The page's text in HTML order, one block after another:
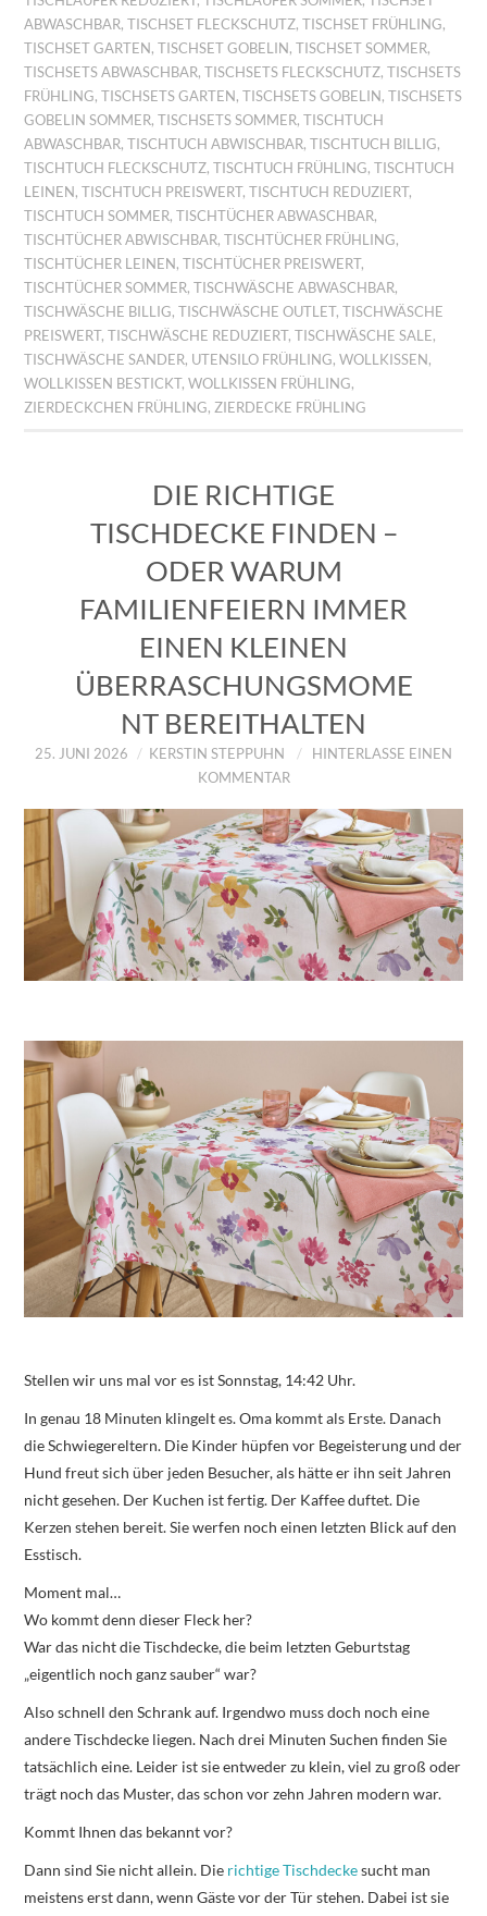
ABWASCHBAR,TISCHSET FLECKSCHUTZ,TISCHSET FRÜHLING,
TISCHSET GARTEN ,TISCHSET GOBELIN ,TISCHSET SOMMER,
TISCHSETS ABWASCHBAR,TISCHSETS FLECKSCHUTZ,TISCHSETS
FRÜHLING,TISCHSETS GARTEN ,TISCHSETS GOBELIN ,TISCHSETS
GOBELIN SOMMER,TISCHSETS SOMMER,TISCHTUCH
ABWASCHBAR,TISCHTUCH ABWISCHBAR,TISCHTUCH BILLIG,
TISCHTUCH FLECKSCHUTZ,TISCHTUCH FRÜHLING,TISCHTUCH
LEINEN ,TISCHTUCH PREISWERT,TISCHTUCH REDUZIERT,
TISCHTUCH SOMMER,TISCHTÜCHER ABWASCHBAR,
TISCHTÜCHER ABWISCHBAR,TISCHTÜCHER FRÜHLING,
TISCHTÜCHER LEINEN ,TISCHTÜCHER PREISWERT,
TISCHTÜCHER SOMMER,TISCHWÄSCHE ABWASCHBAR,
TISCHWÄSCHE BILLIG,TISCHWÄSCHE OUTLET,TISCHWÄSCHE
PREISWERT,TISCHWÄSCHE REDUZIERT,TISCHWÄSCHE SALE,
TISCHWÄSCHE SANDER, UTENSILO FRÜHLING,WOLLKISSEN ,
WOLLKISSEN BESTICKT,WOLLKISSEN FRÜHLING,
ZIERDECKCHEN FRÜHLING, ZIERDECKE FRÜHLING
DIE RICHTIGE
TISCHDECKE FINDEN –
ODER WARUM
FAMILIENFEIERN IMMER
EINEN KLEINEN
ÜBERRASCHUNGSMOME
NT BEREITHALTEN
25. JUNI 2026 KERSTIN STEPPUHN
HINTERLASSE EINEN
KOMMENTAR
Stellen wir uns mal vor es ist Sonnstag, 14:42 Uhr.
In genau 18 Minuten klingelt es. Oma kommt als Erste. Danach
die Schwiegereltern. Die Kinder hüpfen vor Begeisterung und der
Hund freut sich über jeden Besucher, als hätte er ihn seit Jahren
nicht gesehen. Der Kuchen ist fertig. Der Kaffee duftet. Die
Kerzen stehen bereit. Sie werfen noch einen letzten Blick auf den
Esstisch.
Moment mal…
Wo kommt denn dieser Fleck her?
War das nicht die Tischdecke, die beim letzten Geburtstag
„eigentlich noch ganz sauber“ war?
Also schnell den Schrank auf. Irgendwo muss doch noch eine
andere Tischdecke liegen. Nach drei Minuten Suchen finden Sie
tatsächlich eine. Leider ist sie entweder zu klein, viel zu groß oder
trägt noch das Muster, das schon vor zehn Jahren modern war.
Kommt Ihnen das bekannt vor?
Dann sind Sie nicht allein. Die richtige Tischdeckesucht man
meistens erst dann, wenn Gäste vor der Tür stehen. Dabei ist sie